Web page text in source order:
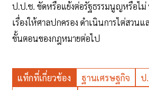
ป.ป.ช. ขัดหรือแย้งต่อรัฐธรรมนูญหรือไม่
เรื่องให้ศาลปกครอง ดำเนินการไต่สวน
ขั้นตอนของกฎหมายต่อไป
แท็กที่เกี่ยวข้อง ฐานเศรษฐกิจ
ป